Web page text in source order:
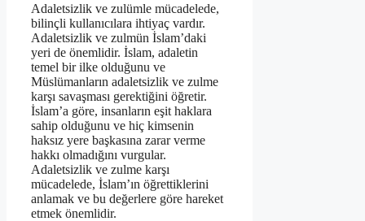
Adaletsizlik ve zulümle mücadelede,
bilinçli kullanıcılara ihtiyaç vardır.
Adaletsizlik ve zulmün İslam’daki
yeri de önemlidir. İslam, adaletin
temel bir ilke olduğunu ve
Müslümanların adaletsizlik ve zulme
karşı savaşması gerektiğini öğretir.
İslam’a göre, insanların eşit haklara
sahip olduğunu ve hiç kimsenin
haksız yere başkasına zarar verme
hakkı olmadığını vurgular.
Adaletsizlik ve zulme karşı
mücadelede, İslam’ın öğrettiklerini
anlamak ve bu değerlere göre hareket
etmek önemlidir.